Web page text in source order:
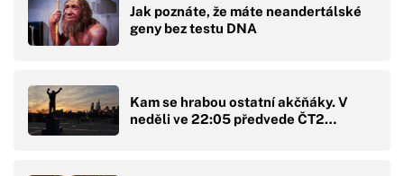
Jak poznáte, že máte neandertálské
geny bez testu DNA
Kam se hrabou ostatní akčňáky. V
neděli ve 22:05 předvede ČT2…